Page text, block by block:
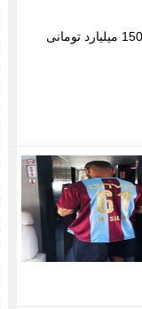
مجید واشقانی، مجری و بازیگر تلویزیون، به خبر همشهری آنلاین درباره کارگردانی یک پروژه سینمایی 150 میلیارد تومانی